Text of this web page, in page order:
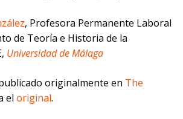
, Profesora Permanente Laboral
de Teoría e Historia de la
Universidad de Málaga
originalmente en The
el original.